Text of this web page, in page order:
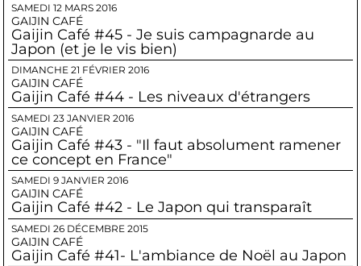
SAMEDI 12 MARS 2016
GAIJIN CAFÉ
Gaijin Café #45 - Je suis campagnarde au
Japon (et je le vis bien)
DIMANCHE 21 FÉVRIER 2016
GAIJIN CAFÉ
Gaijin Café #44 - Les niveaux d'étrangers
SAMEDI 23 JANVIER 2016
GAIJIN CAFÉ
Gaijin Café #43 - "Il faut absolument ramener
ce concept en France"
SAMEDI 9 JANVIER 2016
GAIJIN CAFÉ
Gaijin Café #42 - Le Japon qui transparaît
SAMEDI 26 DÉCEMBRE 2015
GAIJIN CAFÉ
Gaijin Café #41- L'ambiance de Noël au Japon